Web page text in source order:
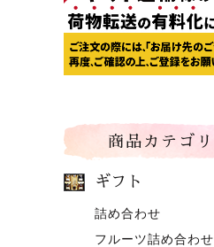
商品カテゴリ
ギフト
詰め合わせ
フルーツ詰め合わせ